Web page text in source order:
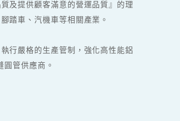
及提供顧客滿意的營運品質』的理
踏車、汽機車等相關產業。
行嚴格的生產管制，強化高性能鋁
管供應商。